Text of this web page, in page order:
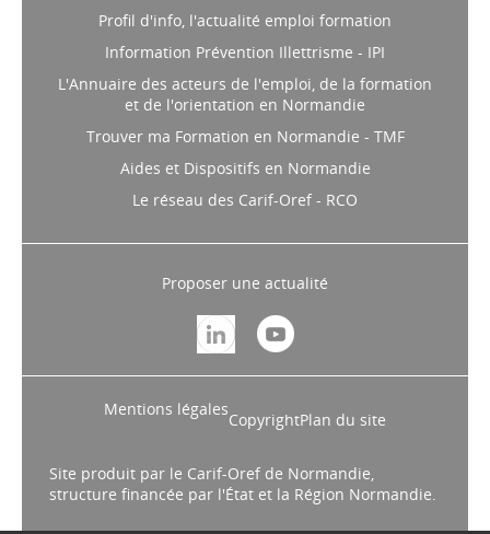
Profil d'info, l'actualité emploi formation
Information Prévention Illettrisme - IPI
L'Annuaire des acteurs de l'emploi, de la formation
et de l'orientation en Normandie
Trouver ma Formation en Normandie - TMF
Aides et Dispositifs en Normandie
Le réseau des Carif-Oref - RCO
Proposer une actualité
Mentions légales
CopyrightPlan du site
Site produit par le Carif-Oref de Normandie,
structure financée par l'État et la Région Normandie.